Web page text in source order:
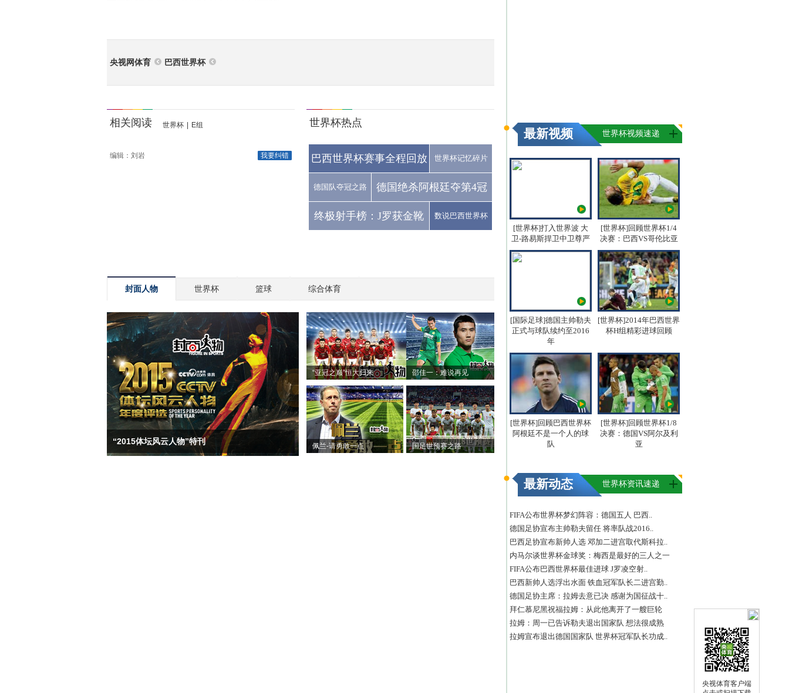
央视体育客户端
央视网体育 巴西世界杯
相关阅读 世界杯 E组
我要纠错
编辑：刘岩
世界杯热点
巴西世界杯赛事全程回放 世界杯记忆碎片
德国队夺冠之路 德国绝杀阿根廷夺第4冠
终极射手榜：J罗获金靴 数说巴西世界杯
封面人物 世界杯 篮球 综合体育
“2015体坛风云人物”特刊
“亚冠之巅”恒大归来 邵佳一：难说再见
佩兰-请勇敢一点 国足世预赛之路
最新视频 世界杯视频速递
[世界杯]打入世界波 大
卫-路易斯捍卫中卫尊严
[世界杯]回顾世界杯1/4
决赛：巴西VS哥伦比亚
[国际足球]德国主帅勒夫
正式与球队续约至2016
年
[世界杯]2014年巴西世界
杯H组精彩进球回顾
[世界杯]回顾巴西世界杯
阿根廷不是一个人的球
队
[世界杯]回顾世界杯1/8
决赛：德国VS阿尔及利
亚
最新动态 世界杯资讯速递
FIFA公布世界杯梦幻阵容：德国五人 巴西..
德国足协宣布主帅勒夫留任 将率队战2016..
巴西足协宣布新帅人选 邓加二进宫取代斯科拉..
内马尔谈世界杯金球奖：梅西是最好的三人之一
FIFA公布巴西世界杯最佳进球 J罗凌空射..
巴西新帅人选浮出水面 铁血冠军队长二进宫勤..
德国足协主席：拉姆去意已决 感谢为国征战十..
拜仁慕尼黑祝福拉姆：从此他离开了一艘巨轮
拉姆：周一已告诉勒夫退出国家队 想法很成熟
拉姆宣布退出德国国家队 世界杯冠军队长功成..